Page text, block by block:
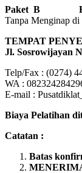
Paket B
Tanpa Menginap
TEMPAT
Jl. Sosrowijayan
Telp/Fax : (0274)
WA :
E-mail :
Biaya Pelatihan
Catatan :
Batas